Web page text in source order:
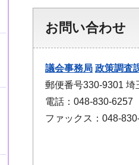
お問い合わせ
議会事務局 政策調査
郵便番号330-9301
電話：048-830-6257
ファックス：048-